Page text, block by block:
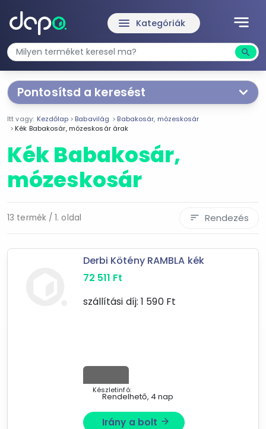
notes
menu Kategóriák
search
Pontosítsd a keresést
Segítünk a keresésben!
Válaszd ki a jellemzőketTe magad!
Termékjellemzők
Kék
Ár szűrése
Szűrés
tovább válogatok »
Itt vagy: Kezdőlap Babavilág
Babakosár, mózeskosár
Kék Babakosár, mózeskosár árak
Kék Babakosár,
mózeskosár
13 termék / 1. oldal sort Rendezés
Derbi Kötény RAMBLA kék
72 511 Ft
szállítási díj: 1 590Ft
Készletinfó:
Rendelhető, 4 nap
Irány a bolt arrow_forward